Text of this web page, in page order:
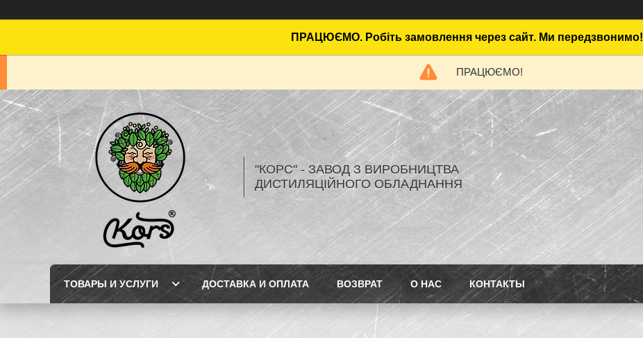
ПРАЦЮЄМО. Робіть замовлення через сайт. Ми передзвонимо!
ПРАЦЮЄМО!
"КОРС" - ЗАВОД З ВИРОБНИЦТВА
ДИСТИЛЯЦІЙНОГО ОБЛАДНАННЯ
ТОВАРЫ И УСЛУГИ ДОСТАВКА И ОПЛАТА ВОЗВРАТ О НАС КОНТАКТЫ